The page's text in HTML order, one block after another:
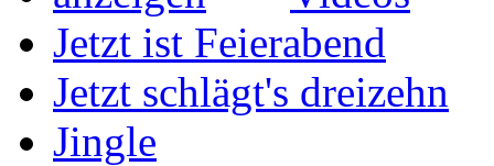
Jetzt ist Feierabend
Jetzt schlägt's dreizehn
Jingle